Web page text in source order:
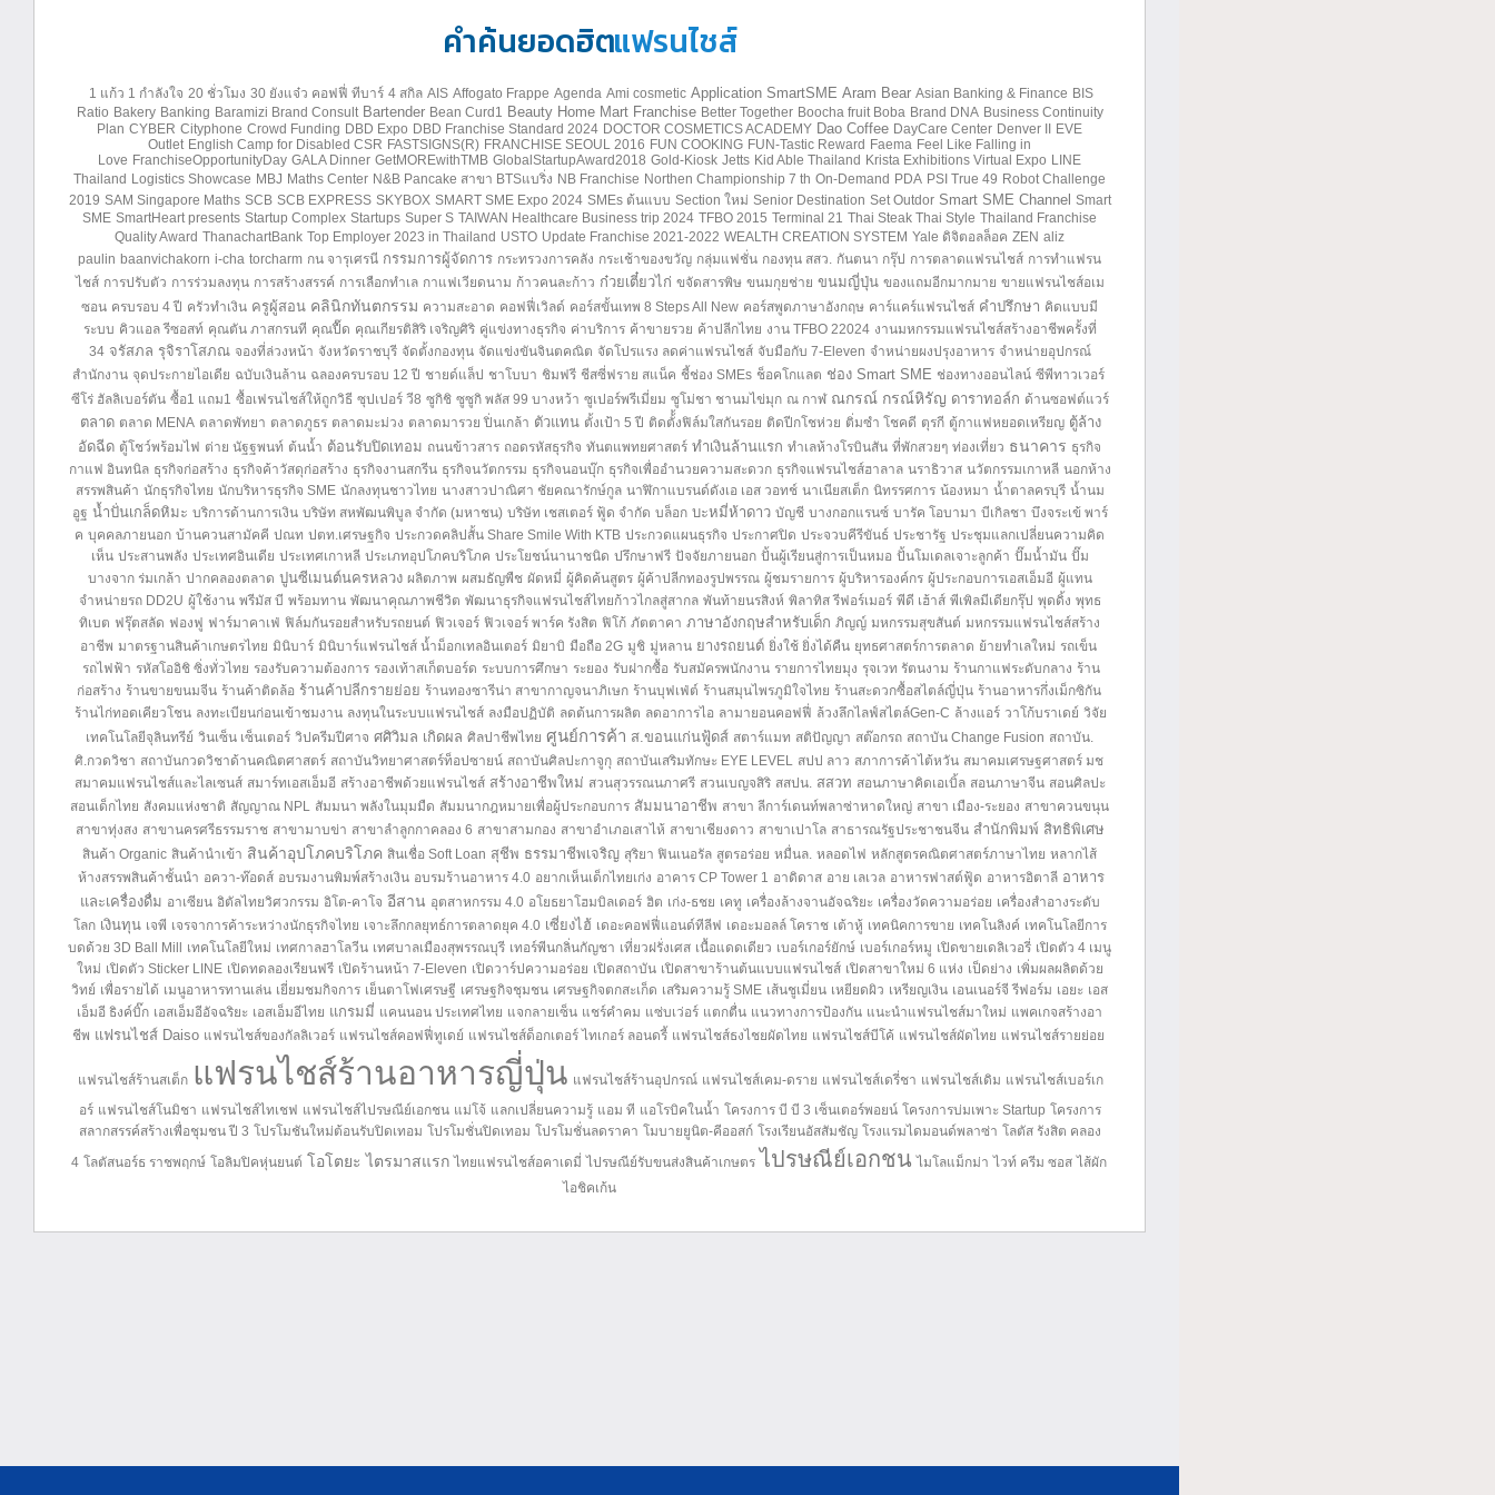
คำค้นยอดฮิตแฟรนไชส์
1 แก้ว 1 กำลังใจ 20 ชั่วโมง 30 ยังแจ๋ว คอฟฟี่ ทีบาร์ 4 สกิล AIS Affogato Frappe Agenda Ami cosmetic Application SmartSME Aram Bear Asian Banking & Finance BIS
Ratio Bakery Banking Baramizi Brand Consult Bartender Bean Curd1 Beauty Home Mart Franchise Better Together Boocha fruit Boba Brand DNA Business Continuity
Plan CYBER Cityphone Crowd Funding DBD Expo DBD Franchise Standard 2024 DOCTOR COSMETICS ACADEMY Dao Coffee DayCare Center Denver II
EVE
Outlet English Camp for Disabled CSR FASTSIGNS(R) FRANCHISE SEOUL 2016 FUN COOKING FUN-Tastic Reward Faema Feel Like Falling in
Love FranchiseOpportunityDay GALA Dinner GetMOREwithTMB GlobalStartupAward2018 Gold-Kiosk Jetts Kid Able Thailand Krista Exhibitions Virtual Expo LINE
Thailand Logistics Showcase MBJ Maths Center N&B Pancake สาขา BTSแบริ่ง NB Franchise Northen Championship 7 th On-Demand PDA PSI True 49 Robot Challenge
2019 SAM Singapore Maths SCB SCB EXPRESS SKYBOX SMART SME Expo 2024 SMEs ต้นแบบ Section ใหม่ Senior Destination Set Outdor Smart SME Channel Smart
SME SmartHeart presents Startup Complex Startups Super S TAIWAN Healthcare Business trip 2024 TFBO 2015 Terminal 21 Thai Steak Thai Style Thailand Franchise
Quality Award ThanachartBank Top Employer 2023 in Thailand USTO Update Franchise 2021-2022 WEALTH CREATION SYSTEM Yale ดิจิตอลล็อค ZEN aliz
paulin baanvichakorn i-cha torcharm กน จารุเศรนี กรรมการผู้จัดการ กระทรวงการคลัง กระเช้าของขวัญ กลุ่มแฟชั่น กองทุน สสว. กันตนา กรุ๊ป การตลาดแฟรนไชส์ การทำแฟรน
ไชส์ การปรับตัว การร่วมลงทุน การสร้างสรรค์ การเลือกทำเล กาแฟเวียดนาม ก้าวคนละก้าว ก๋วยเตี๋ยวไก่ ขจัดสารพิษ ขนมกุยช่าย ขนมญี่ปุ่น ของแถมอีกมากมาย ขายแฟรนไชส์อเม
ซอน ครบรอบ 4 ปี ครัวทำเงิน ครูผู้สอน คลินิกทันตกรรม ความสะอาด คอฟฟี่เวิลด์ คอร์สขั้นเทพ 8 Steps All New คอร์สพูดภาษาอังกฤษ คาร์แคร์แฟรนไชส์ คำปรึกษา คิดแบบมี
ระบบ คิวแอล รีซอสท์ คุณตัน ภาสกรนที คุณปื๊ด คุณเกียรติสิริ เจริญศิริ คู่แข่งทางธุรกิจ ค่าบริการ ค้าขายรวย ค้าปลีกไทย งาน TFBO 22024 งานมหกรรมแฟรนไชส์สร้างอาชีพครั้งที่
34 จรัสภล รุจิราโสภณ จองที่ล่วงหน้า จังหวัดราชบุรี จัดตั้งกองทุน จัดแข่งขันจินตคณิต จัดโปรแรง ลดค่าแฟรนไชส์ จับมือกับ 7-Eleven จำหน่ายผงปรุงอาหาร จำหน่ายอุปกรณ์
สำนักงาน จุดประกายไอเดีย ฉบับเงินล้าน ฉลองครบรอบ 12 ปี ชายด์แล็ป ชาโบบา ชิมฟรี ชีสซี่ฟราย สแน็ค ชี้ช่อง SMEs ช็อคโกแลต ช่อง Smart SME ช่องทางออนไลน์ ซีพีทาวเวอร์
ซีโร่ ฮัลลิเบอร์ตัน ซื้อ1 แถม1 ซื้อเฟรนไชส์ให้ถูกวิธี ซุปเปอร์ วี8 ซูกิชิ ซูซูกิ พลัส 99 บางหว้า ซูเปอร์พรีเมี่ยม ซูโม่ชา ชานมไข่มุก ณ กาฬ ณกรณ์ กรณ์หิรัญ ดาราทอล์ก ด้านซอฟต์แวร์
ตลาด ตลาด MENA ตลาดพัทยา ตลาดภูธร ตลาดมะม่วง ตลาดมารวย ปิ่นเกล้า ตัวแทน ตั้งเป้า 5 ปี ติดตั้้งฟิล์มใสกันรอย ติดปีกโชห่วย ติ่มซำ โชคดี ตุรกี ตู้กาแฟหยอดเหรียญ ตู้ล้าง
อัดฉีด ตู้โชว์พร้อมไฟ ต่าย นัฐฐพนท์ ต้นน้ำ ต้อนรับปิดเทอม ถนนข้าวสาร ถอดรหัสธุรกิจ ทันตแพทยศาสตร์ ทำเงินล้านแรก ทำเลห้างโรบินสัน ที่พักสวยๆ ท่องเที่ยว ธนาคาร ธุรกิจ
กาแฟ อินทนิล ธุรกิจก่อสร้าง ธุรกิจค้าวัสดุก่อสร้าง ธุรกิจงานสกรีน ธุรกิจนวัตกรรม ธุรกิจนอนบุ๊ก ธุรกิจเพื่ออำนวยความสะดวก ธุรกิจแฟรนไชส์ฮาลาล นราธิวาส นวัตกรรมเกาหลี นอกห้าง
สรรพสินค้า นักธุรกิจไทย นักบริหารธุรกิจ SME นักลงทุนชาวไทย นางสาวปาณิศา ชัยคณารักษ์กูล นาฬิกาแบรนด์ดังเอ เอส วอทช์ นาเนียสเต็ก นิทรรศการ น้องหมา น้ำตาลครบุรี น้ำนม
อูฐ น้ำปั่นเกล็ดหิมะ บริการด้านการเงิน บริษัท สหพัฒนพิบูล จำกัด (มหาชน) บริษัท เชสเตอร์ ฟู้ด จำกัด บล็อก บะหมี่ห้าดาว บัญชี บางกอกแรนซ์ บารัค โอบามา บีเกิลชา บึงจระเข้ พาร์
ค บุคคลภายนอก บ้านควนสามัคคี ปณท ปตท.เศรษฐกิจ ประกวดคลิปสั้น Share Smile With KTB ประกวดแผนธุรกิจ ประกาศปิด ประจวบคีรีขันธ์ ประชารัฐ ประชุมแลกเปลี่ยนความคิด
เห็น ประสานพลัง ประเทศอินเดีย ประเทศเกาหลี ประเภทอุปโภคบริโภค ประโยชน์นานาชนิด ปรึกษาฟรี ปัจจัยภายนอก ปั้นผู้เรียนสู่การเป็นหมอ ปั้นโมเดลเจาะลูกค้า ปั๊มน้ำมัน ปั๊ม
บางจาก ร่มเกล้า ปากคลองตลาด ปูนซีเมนต์นครหลวง ผลิตภาพ ผสมธัญพืช ผัดหมี่ ผู้คิดค้นสูตร ผู้ค้าปลีกทองรูปพรรณ ผู้ชมรายการ ผู้บริหารองค์กร ผู้ประกอบการเอสเอ็มอี ผู้แทน
จำหน่ายรถ DD2U ผู้ใช้งาน พรีมัส บี พร้อมทาน พัฒนาคุณภาพชีวิต พัฒนาธุรกิจแฟรนไชส์ไทยก้าวไกลสู่สากล พันท้ายนรสิงห์ พิลาทิส รีฟอร์เมอร์ พีดี เฮ้าส์ พีเพิลมีเดียกรุ๊ป พุดดิ้ง พุทธ
ทิเบต ฟรุ๊ตสลัด ฟองฟู ฟาร์มาคาเฟ่ ฟิล์มกันรอยสำหรับรถยนต์ ฟิวเจอร์ ฟิวเจอร์ พาร์ค รังสิต ฟิโก้ ภัตตาคา ภาษาอังกฤษสำหรับเด็ก ภิญญ์ มหกรรมสุขสันต์ มหกรรมแฟรนไชส์สร้าง
อาชีพ มาตรฐานสินค้าเกษตรไทย มินิบาร์ มินิบาร์แฟรนไชส์ น้ำม็อกเทลอินเตอร์ มิยาบิ มือถือ 2G มูชิ มู่หลาน ยางรถยนต์ ยิ่งใช้ ยิ่งได้คืน ยุทธศาสตร์การตลาด ย้ายทำเลใหม่ รถเข็น
รถไฟฟ้า รหัสโออิชิ ซิ่งทั่วไทย รองรับความต้องการ รองเท้าสเก็ตบอร์ด ระบบการศึกษา ระยอง รับฝากซื้อ รับสมัครพนักงาน รายการไทยมุง รุจเวท รัตนงาม ร้านกาแฟระดับกลาง ร้าน
ก่อสร้าง ร้านขายขนมจีน ร้านค้าติดล้อ ร้านค้าปลีกรายย่อย ร้านทองซารีน่า สาขากาญจนาภิเษก ร้านบุฟเฟ่ต์ ร้านสมุนไพรภูมิใจไทย ร้านสะดวกซื้อสไตล์ญี่ปุ่น ร้านอาหารกึ่งเม็กซิกัน
ร้านไก่ทอดเคียวโชน ลงทะเบียนก่อนเข้าชมงาน ลงทุนในระบบแฟรนไชส์ ลงมือปฏิบัติ ลดต้นการผลิต ลดอาการไอ ลามายอนคอฟฟี่ ล้วงลึกไลฟ์สไตล์Gen-C ล้างแอร์ วาโก้บราเดย์ วิจัย
เทคโนโลยีจุลินทรีย์ วินเซ็น เซ็นเตอร์ วิปครีมปีศาจ ศศิวิมล เกิดผล ศิลปาชีพไทย ศูนย์การค้า ส.ขอนแก่นฟู้ดส์ สตาร์แมท สติปัญญา สต๊อกรถ สถาบัน Change Fusion สถาบัน.
ศิ.กวดวิชา สถาบันกวดวิชาด้านคณิตศาสตร์ สถาบันวิทยาศาสตร์ท็อปซายน์ สถาบันศิลปะกาจูกุ สถาบันเสริมทักษะ EYE LEVEL สปป ลาว สภาการค้าไต้หวัน สมาคมเศรษฐศาสตร์ มช
สมาคมแฟรนไชส์และไลเซนส์ สมาร์ทเอสเอ็มอี สร้างอาชีพด้วยแฟรนไชส์ สร้างอาชีพใหม่ สวนสุวรรณนภาศรี สวนเบญจสิริ สสปน. สสวท สอนภาษาคิดเอเบิ้ล สอนภาษาจีน สอนศิลปะ
สอนเด็กไทย สังคมแห่งชาติ สัญญาณ NPL สัมมนา พลังในมุมมืด สัมมนากฎหมายเพื่อผู้ประกอบการ สัมมนาอาชีพ สาขา ลีการ์เดนท์พลาซ่าหาดใหญ่ สาขา เมือง-ระยอง สาขาควนขนุน
สาขาทุ่งสง สาขานครศรีธรรมราช สาขามาบข่า สาขาลำลูกกาคลอง 6 สาขาสามกอง สาขาอำเภอเสาไห้ สาขาเชียงดาว สาขาเปาโล สาธารณรัฐประชาชนจีน สำนักพิมพ์ สิทธิพิเศษ
สินค้า Organic สินค้านำเข้า สินค้าอุปโภคบริโภค สินเชื่อ Soft Loan สุชีพ ธรรมาชีพเจริญ สุริยา ฟินเนอรัล สูตรอร่อย หมื่นล. หลอดไฟ หลักสูตรคณิตศาสตร์ภาษาไทย หลากไส้
ห้างสรรพสินค้าชั้นนำ อควา-ท๊อดส์ อบรมงานพิมพ์สร้างเงิน อบรมร้านอาหาร 4.0 อยากเห็นเด็กไทยเก่ง อาคาร CP Tower 1 อาดิดาส อาย เลเวล อาหารฟาสต์ฟู้ด อาหารอิตาลี อาหาร
และเครื่องดื่ม อาเซียน อิตัลไทยวิศวกรรม อิโต-คาโจ อีสาน อุตสาหกรรม 4.0 อโยธยาโฮมบิลเดอร์ ฮิต เก่ง-ธชย เคทู เครื่องล้างจานอัจฉริยะ เครื่องวัดความอร่อย เครื่องสำอางระดับ
โลก เงินทุน เจพี เจรจาการค้าระหว่างนักธุรกิจไทย เจาะลึกกลยุทธ์การตลาดยุค 4.0 เซี่ยงไฮ้ เดอะคอฟฟี่แอนด์ทีลีฟ เดอะมอลล์ โคราช เต้าหู้ เทคนิคการขาย เทคโนลิงค์ เทคโนโลยีการ
บดด้วย 3D Ball Mill
เทคโนโลยีใหม่ เทศกาลฮาโลวีน เทศบาลเมืองสุพรรณบุรี เทอร์พีนกลิ่นกัญชา เที่ยวฝรั่งเศส เนื้อแดดเดียว เบอร์เกอร์ยักษ์ เบอร์เกอร์หมู เปิดขายเดลิเวอรี่ เปิดตัว 4 เมนู
ใหม่ เปิดตัว Sticker LINE เปิดทดลองเรียนฟรี เปิดร้านหน้า 7-Eleven เปิดวาร์ปความอร่อย เปิดสถาบัน เปิดสาขาร้านต้นแบบแฟรนไชส์ เปิดสาขาใหม่ 6 แห่ง เป็ดย่าง เพิ่มผลผลิตด้วย
วิทย์ เพื่อรายได้ เมนูอาหารทานเล่น เยี่ยมชมกิจการ เย็นตาโฟเศรษฐี เศรษฐกิจชุมชน เศรษฐกิจตกสะเก็ด เสริมความรู้ SME เส้นชูเมี่ยน เหยียดผิว เหรียญเงิน เอนเนอร์จี รีฟอร์ม เอยะ เอส
เอ็มอี ธิงค์บิ๊ก เอสเอ็มอีอัจฉริยะ เอสเอ็มอีไทย แกรมมี่ แคนนอน ประเทศไทย แจกลายเซ็น แชร์คำคม แซ่บเว่อร์ แตกตื่น แนวทางการป้องกัน แนะนำแฟรนไชส์มาใหม่ แพคเกจสร้างอา
ชีพ แฟรนไชส์ Daiso แฟรนไชส์ของกัลลิเวอร์ แฟรนไชส์คอฟฟี่ทูเดย์ แฟรนไชส์ด็อกเตอร์ ไทเกอร์ ลอนดรี้ แฟรนไชส์ธงไชยผัดไทย แฟรนไชส์บีโค้ แฟรนไชส์ผัดไทย แฟรนไชส์รายย่อย
แฟรนไชส์ร้านสเต็ก แฟรนไชส์ร้านอาหารญี่ปุ่น แฟรนไชส์ร้านอุปกรณ์ แฟรนไชส์เคม-ดราย แฟรนไชส์เดรี่ชา แฟรนไชส์เดิม แฟรนไชส์เบอร์เก
อร์ แฟรนไชส์โนมิชา แฟรนไชส์ไทเชฟ แฟรนไชส์ไปรษณีย์เอกชน แม่โจ้ แลกเปลี่ยนความรู้ แอม ที แอโรบิคในน้ำ โครงการ บี บี 3 เซ็นเตอร์พอยน์ โครงการบ่มเพาะ Startup โครงการ
สลากสรรค์สร้างเพื่อชุมชน ปี 3 โปรโมชันใหม่ต้อนรับปิดเทอม โปรโมชั่นปิดเทอม โปรโมชั่นลดราคา โมบายยูนิต-คีออสก์ โรงเรียนอัสสัมชัญ โรงแรมไดมอนด์พลาซ่า โลตัส รังสิต คลอง
4 โลตัสนอร์ธ ราชพฤกษ์ โอลิมปิคหุ่นยนต์ โอโตยะ ไตรมาสแรก ไทยแฟรนไชส์อคาเดมี่ ไปรษณีย์รับขนส่งสินค้าเกษตร ไปรษณีย์เอกชน ไมโลแม็กม่า ไวท์ ครีม ซอส ไส้ผัก
ไอชิคเก้น